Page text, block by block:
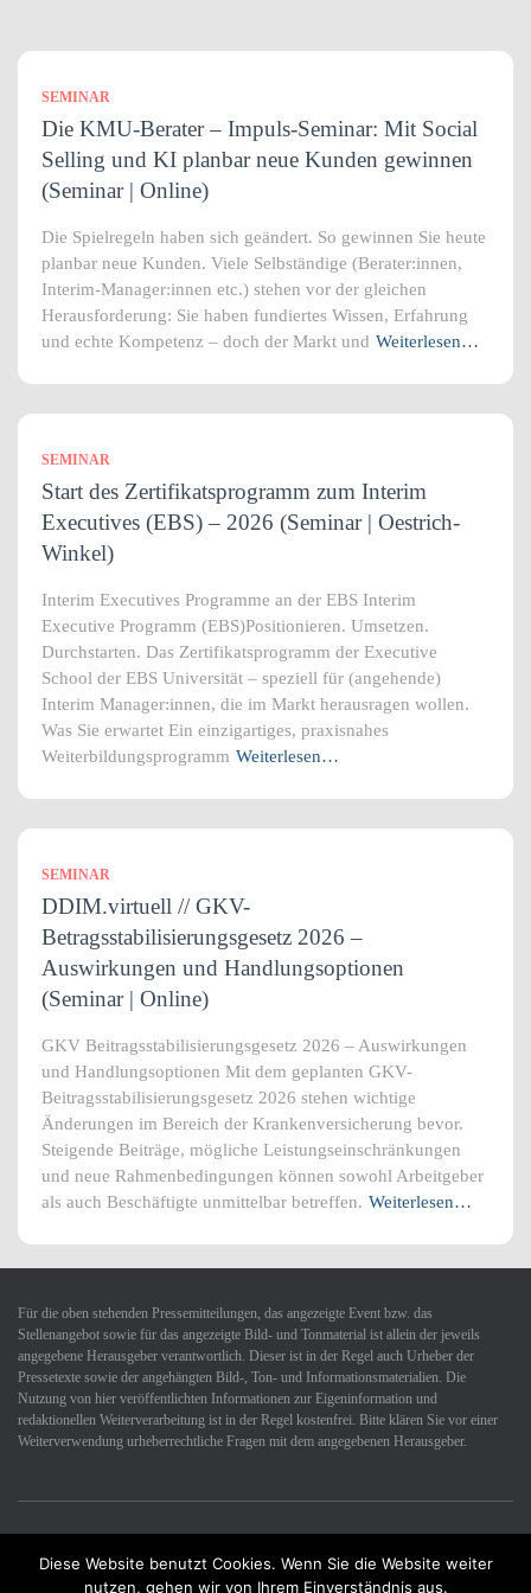
SEMINAR
Die KMU-Berater – Impuls-Seminar: Mit Social
Selling und KI planbar neue Kunden gewinnen
(Seminar | Online)
Die Spielregeln haben sich geändert. So gewinnen Sie heute
planbar neue Kunden. Viele Selbständige (Berater:innen,
Interim-Manager:innen etc.) stehen vor der gleichen
Herausforderung: Sie haben fundiertes Wissen, Erfahrung
und echte Kompetenz – doch der Markt und Weiterlesen…
SEMINAR
Start des Zertifikatsprogramm zum Interim
Executives (EBS) – 2026 (Seminar | Oestrich-
Winkel)
Interim Executives Programme an der EBS Interim
Executive Programm (EBS)Positionieren. Umsetzen.
Durchstarten. Das Zertifikatsprogramm der Executive
School der EBS Universität – speziell für (angehende)
Interim Manager:innen, die im Markt herausragen wollen.
Was Sie erwartet Ein einzigartiges, praxisnahes
Weiterbildungsprogramm Weiterlesen…
SEMINAR
DDIM.virtuell // GKV-
Betragsstabilisierungsgesetz 2026 –
Auswirkungen und Handlungsoptionen
(Seminar | Online)
GKV Beitragsstabilisierungsgesetz 2026 – Auswirkungen
und Handlungsoptionen Mit dem geplanten GKV-
Beitragsstabilisierungsgesetz 2026 stehen wichtige
Änderungen im Bereich der Krankenversicherung bevor.
Steigende Beiträge, mögliche Leistungseinschränkungen
und neue Rahmenbedingungen können sowohl Arbeitgeber
als auch Beschäftigte unmittelbar betreffen. Weiterlesen…
Für die oben stehenden Pressemitteilungen, das angezeigte Event bzw. das
Stellenangebot sowie für das angezeigte Bild- und Tonmaterial ist allein der jeweils
angegebene Herausgeber verantwortlich. Dieser ist in der Regel auch Urheber der
Pressetexte sowie der angehängten Bild-, Ton- und Informationsmaterialien. Die
Nutzung von hier veröffentlichten Informationen zur Eigeninformation und
redaktionellen Weiterverarbeitung ist in der Regel kostenfrei. Bitte klären Sie vor einer
Weiterverwendung urheberrechtliche Fragen mit dem angegebenen Herausgeber.
Datenschutzerklärung Impressum Kontakt
Diese Website benutzt Cookies. Wenn Sie die Website weiter
nutzen, gehen wir von Ihrem Einverständnis aus.